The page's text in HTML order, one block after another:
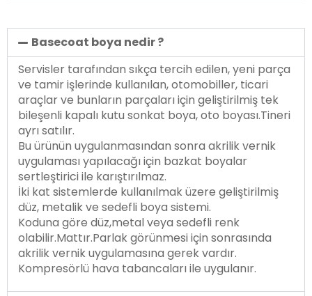
Basecoat boya nedir ?
Servisler tarafından sıkça tercih edilen, yeni parça
ve tamir işlerinde kullanılan, otomobiller, ticari
araçlar ve bunların parçaları için geliştirilmiş tek
bileşenli kapalı kutu sonkat boya, oto boyası.Tineri
ayrı satılır.
Bu ürünün uygulanmasından sonra akrilik vernik
uygulaması yapılacağı için bazkat boyalar
sertleştirici ile karıştırılmaz.
İki kat sistemlerde kullanılmak üzere geliştirilmiş
düz, metalik ve sedefli boya sistemi.
Koduna göre düz,metal veya sedefli renk
olabilir.Mattır.Parlak görünmesi için sonrasında
akrilik vernik uygulamasına gerek vardır.
Kompresörlü hava tabancaları ile uygulanır.